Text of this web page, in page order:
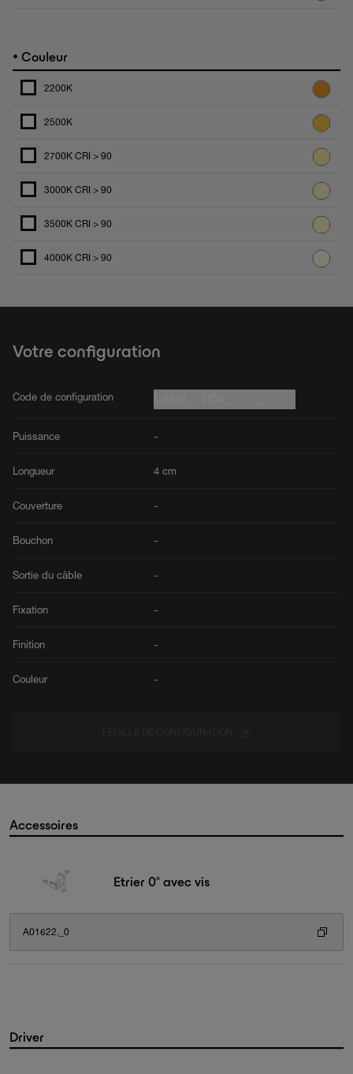
• Couleur
2200K
2500K
2700K CRI > 90
3000K CRI > 90
3500K CRI > 90
4000K CRI > 90
Votre configuration
Code de configuration
Puissance -
Longueur 4 cm
Couverture -
Bouchon -
Sortie du câble -
Fixation -
Finition -
Couleur -
Accessoires
Etrier 0° avec vis
A01622._0
Driver